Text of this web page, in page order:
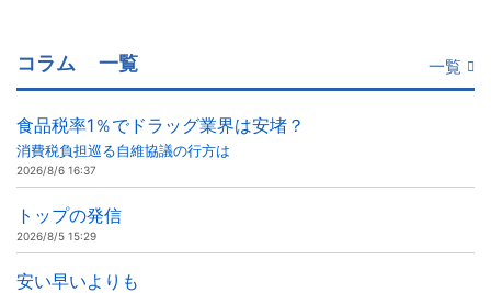
コラム 一覧 一覧
食品税率1％でドラッグ業界は安堵？
消費税負担巡る自維協議の行方は
2026/8/6 16:37
トップの発信
2026/8/5 15:29
安い早いよりも